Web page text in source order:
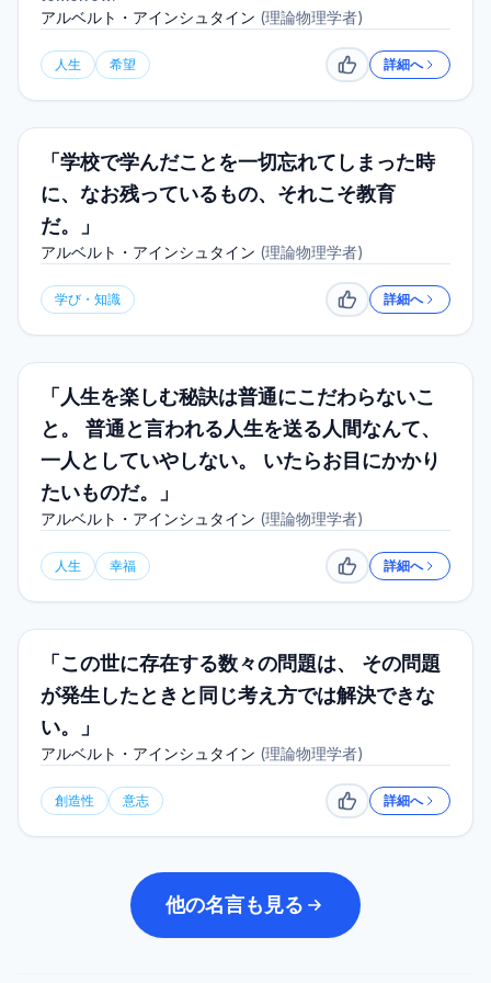
アルベルト・アインシュタイン (理論物理学者)
人生 希望 いいね詳細へ
「学校で学んだことを一切忘れてしまった時
に、なお残っているもの、それこそ教育
だ。」
アルベルト・アインシュタイン (理論物理学者)
学び・知識 いいね詳細へ
「人生を楽しむ秘訣は普通にこだわらないこ
と。 普通と言われる人生を送る人間なんて、
一人としていやしない。 いたらお目にかかり
たいものだ。」
アルベルト・アインシュタイン (理論物理学者)
人生 幸福 いいね詳細へ
「この世に存在する数々の問題は、 その問題
が発生したときと同じ考え方では解決できな
い。」
アルベルト・アインシュタイン (理論物理学者)
創造性 意志 いいね詳細へ
他の名言も見る